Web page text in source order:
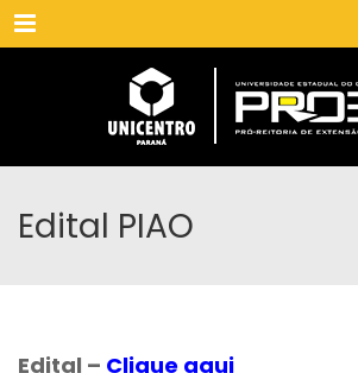
Menu
Edital PIAO
Edital – Clique aqui